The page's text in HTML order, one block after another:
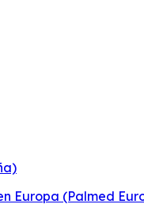
Europa (Palmed